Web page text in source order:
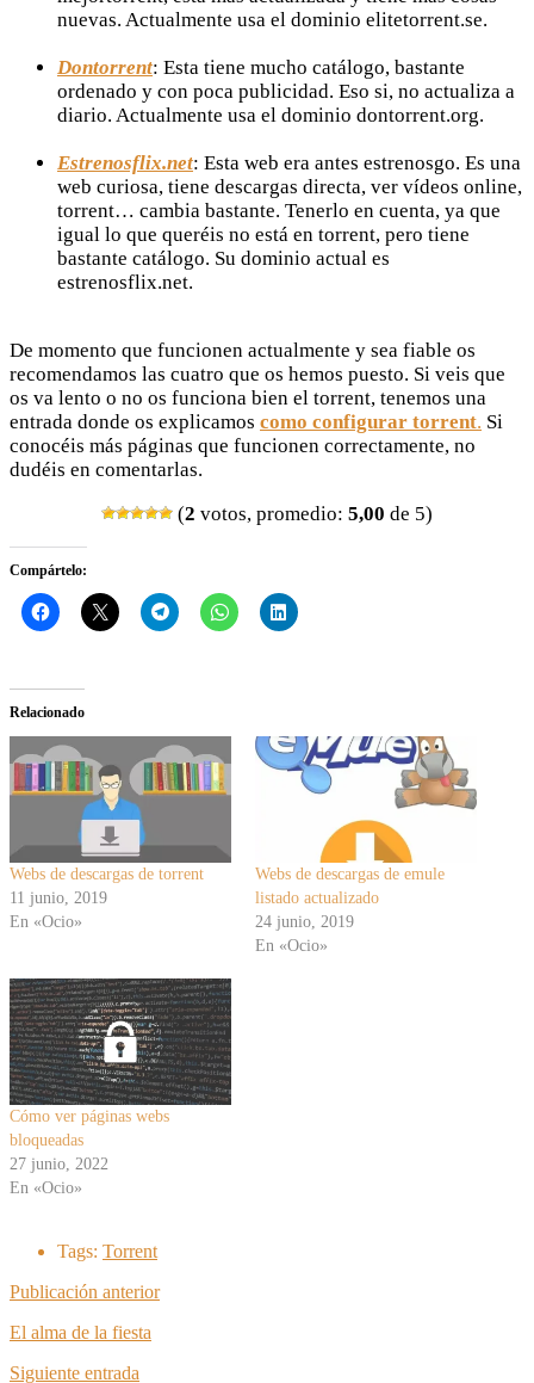
nuevas. Actualmente usa el dominio elitetorrent.se.
Dontorrent: Esta tiene mucho catálogo, bastante
ordenado y con poca publicidad. Eso si, no actualiza a
diario. Actualmente usa el dominio dontorrent.org.
Estrenosflix.net: Esta web era antes estrenosgo. Es una
web curiosa, tiene descargas directa, ver vídeos online,
torrent… cambia bastante. Tenerlo en cuenta, ya que
igual lo que queréis no está en torrent, pero tiene
bastante catálogo. Su dominio actual es
estrenosflix.net.
De momento que funcionen actualmente y sea fiable os
recomendamos las cuatro que os hemos puesto. Si veis que
os va lento o no os funciona bien el torrent, tenemos una
entrada donde os explicamos como configurar torrent. Si
conocéis más páginas que funcionen correctamente, no
dudéis en comentarlas.
(2 votos, promedio: 5,00 de 5)
Compártelo:
Relacionado
Webs de descargas de torrent
11 junio, 2019
En «Ocio»
Webs de descargas de emule
listado actualizado
24 junio, 2019
En «Ocio»
Cómo ver páginas webs
bloqueadas
27 junio, 2022
En «Ocio»
Tags: Torrent
Publicación anterior
El alma de la fiesta
Siguiente entrada